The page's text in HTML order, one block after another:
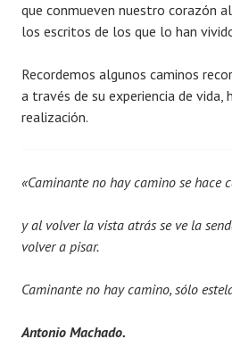
que conmueven nuestro corazón
los escritos de los que lo han
Recordemos algunos caminos
a través de su experiencia de vida,
realización.
«Caminante no hay camino se hace
y al volver la vista atrás se ve la
volver a pisar.
Caminante no hay camino, sólo
Antonio Machado.